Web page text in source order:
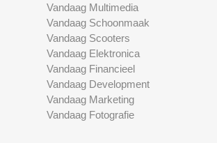
Vandaag Multimedia
Vandaag Schoonmaak
Vandaag Scooters
Vandaag Elektronica
Vandaag Financieel
Vandaag Development
Vandaag Marketing
Vandaag Fotografie